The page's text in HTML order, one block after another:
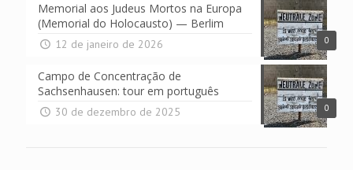
0
Memorial aos Judeus Mortos na Europa
(Memorial do Holocausto) — Berlim
12 de janeiro de 2026
0
Campo de Concentração de
Sachsenhausen: tour em português
30 de dezembro de 2025